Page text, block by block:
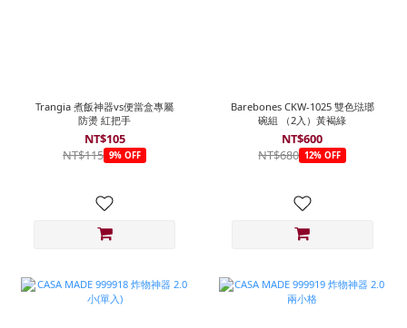
Trangia 煮飯神器vs便當盒專屬
防燙 紅把手
NT$105
NT$115 9% OFF
Barebones CKW-1025 雙色琺瑯
碗組 （2入）黃褐綠
NT$600
NT$680 12% OFF